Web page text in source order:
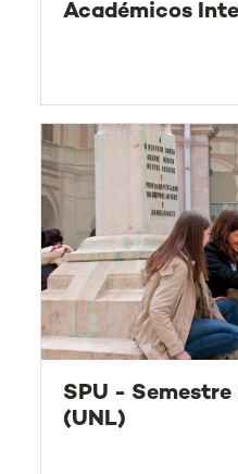
Académicos
SPU -
(UNL)